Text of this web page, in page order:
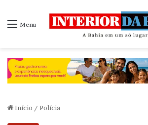
Menu
Início / Polícia